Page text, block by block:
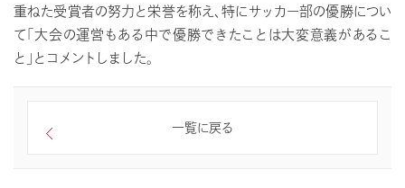
重ねた受賞者の努力と栄誉を称え、特にサッカー部の優勝につい
て「大会の運営もある中で優勝できたことは大変意義があるこ
と」とコメントしました。
一覧に戻る